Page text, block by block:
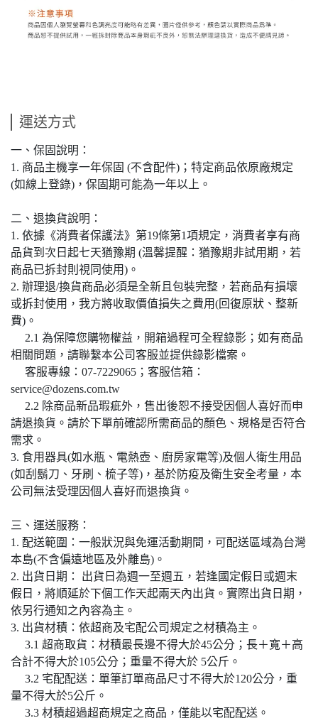
運送方式
一、保固說明：
1. 商品主機享一年保固 (不含配件)；特定商品依原廠規定
(如線上登錄)，保固期可能為一年以上。
二、退換貨說明：
1. 依據《消費者保護法》第19條第1項規定，消費者享有商
品貨到次日起七天猶豫期 (溫馨提醒：猶豫期非試用期，若
商品已拆封則視同使用)。
2. 辦理退/換貨商品必須是全新且包裝完整，若商品有損壞
或拆封使用，我方將收取價值損失之費用(回復原狀、整新
費)。
2.1 為保障您購物權益，開箱過程可全程錄影；如有商品
相關問題，請聯繫本公司客服並提供錄影檔案。
客服專線：07-7229065；客服信箱：
service@dozens.com.tw
2.2 除商品新品瑕疵外，售出後恕不接受因個人喜好而申
請退換貨。請於下單前確認所需商品的顏色、規格是否符合
需求。
3. 食用器具(如水瓶、電熱壺、廚房家電等)及個人衛生用品
(如刮鬍刀、牙刷、梳子等)，基於防疫及衛生安全考量，本
公司無法受理因個人喜好而退換貨。
三、運送服務：
1. 配送範圍：一般狀況與免運活動期間，可配送區域為台灣
本島(不含偏遠地區及外離島)。
2. 出貨日期： 出貨日為週一至週五，若逢國定假日或週末
假日，將順延於下個工作天起兩天內出貨。實際出貨日期，
依另行通知之內容為主。
3. 出貨材積：依超商及宅配公司規定之材積為主。
3.1 超商取貨：材積最長邊不得大於45公分；長＋寬＋高
合計不得大於105公分；重量不得大於 5公斤。
3.2 宅配配送：單筆訂單商品尺寸不得大於120公分，重
量不得大於5公斤。
3.3 材積超過超商規定之商品，僅能以宅配配送。